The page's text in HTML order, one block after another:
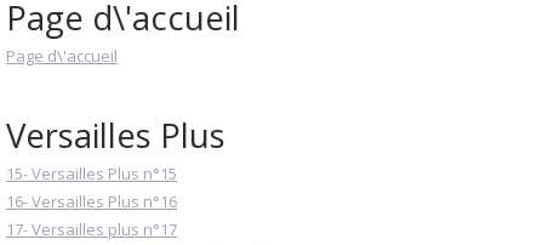
Page d\'accueil
Page d\'accueil
Versailles Plus
15- Versailles Plus n°15
16- Versailles Plus n°16
17- Versailles plus n°17